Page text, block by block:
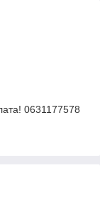
0631177578